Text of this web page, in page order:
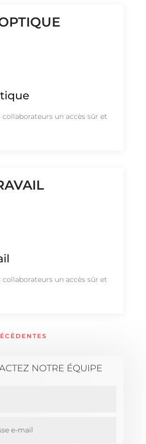
collaborateurs un accès sûr et
collaborateurs un accès sûr et
NOTRE ÉQUIPE